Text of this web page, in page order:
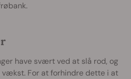
have svært ved at slå rod, og
For at forhindre dette i at